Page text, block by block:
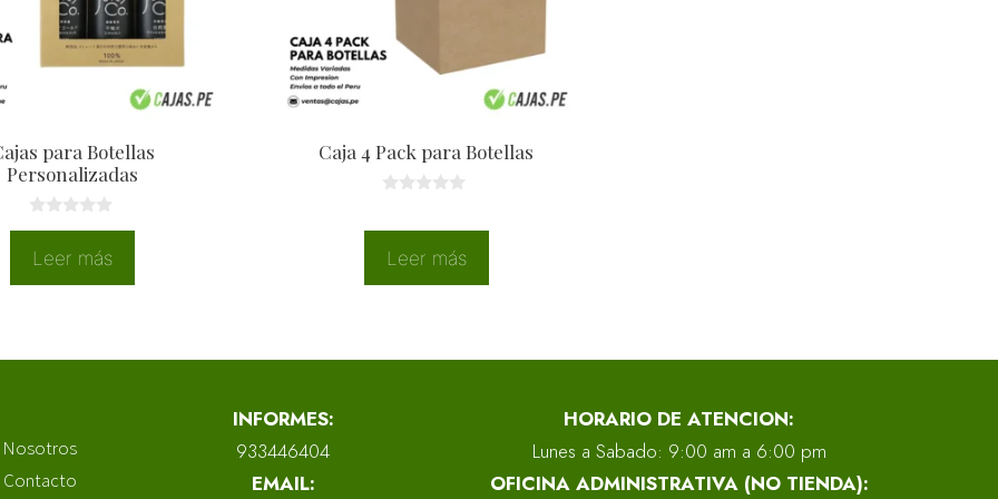
para Botellas
Personalizadas
0
Leer más
Caja 4 Pack para Botellas
e
5Leer más
Nosotros
Contacto
INFORMES:
933446404
EMAIL:
HORARIO DE ATENCION:
Lunes a Sabado: 9:00 am a 6:00 pm
OFICINA ADMINISTRATIVA (NO TIENDA):